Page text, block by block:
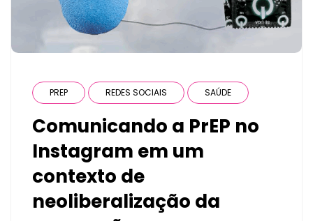
PREP REDES SOCIAIS SAÚDE
Comunicando a PrEP no
Instagram em um
contexto de
neoliberalização da